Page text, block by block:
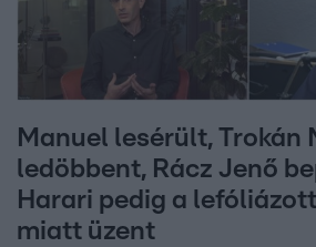
Manuel lesérült, Trokán
ledöbbent, Rácz Jenő
Harari pedig a
miatt üzent